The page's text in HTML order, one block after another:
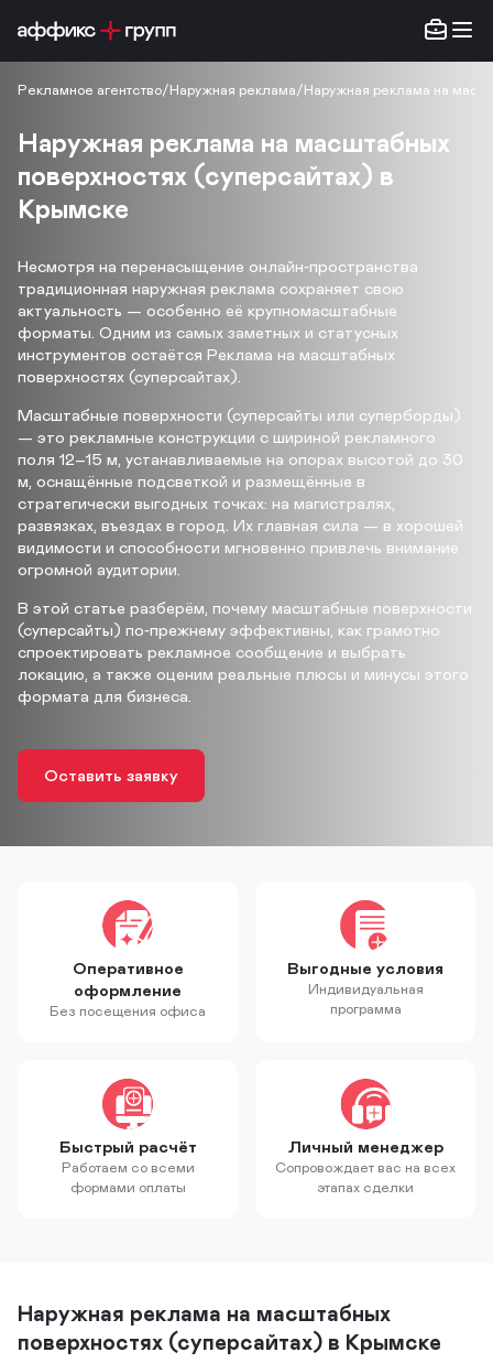
Рекламное агентство/Наружная реклама/Наружная реклама на
Наружная реклама на масштабных
поверхностях (суперсайтах) в
Крымске
Несмотря на перенасыщение онлайн‑пространства
традиционная наружная реклама сохраняет свою
актуальность — особенно её крупномасштабные
форматы. Одним из самых заметных и статусных
инструментов остаётся Реклама на масштабных
поверхностях (суперсайтах).
Масштабные поверхности (суперсайты или суперборды)
— это рекламные конструкции с шириной рекламного
поля 12–15 м, устанавливаемые на опорах высотой до 30
м, оснащённые подсветкой и размещённые в
стратегически выгодных точках: на магистралях,
развязках, въездах в город. Их главная сила — в хорошей
видимости и способности мгновенно привлечь внимание
огромной аудитории.
В этой статье разберём, почему масштабные поверхности
(суперсайты) по‑прежнему эффективны, как грамотно
спроектировать рекламное сообщение и выбрать
локацию, а также оценим реальные плюсы и минусы этого
формата для бизнеса.
Оставить заявку
Оперативное
оформление
Без посещения офиса
Выгодные условия
Индивидуальная
программа
Быстрый расчёт
Работаем со всеми
формами оплаты
Личный менеджер
Сопровождает вас на всех
этапах сделки
Наружная реклама на масштабных
поверхностях (суперсайтах) в Крымске